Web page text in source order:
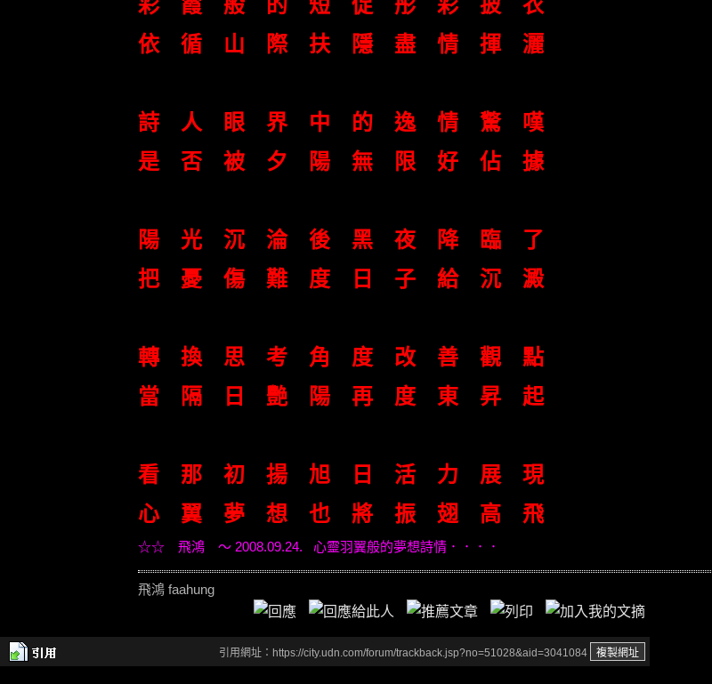
彩 霞 般 的 短 促 彤 彩 披 衣
依 循 山 際 扶 隱 盡 情 揮 灑
詩 人 眼 界 中 的 逸 情 驚 嘆
是 否 被 夕 陽 無 限 好 佔 據
陽 光 沉 淪 後 黑 夜 降 臨 了
把 憂 傷 難 度 日 子 給 沉 澱
轉 換 思 考 角 度 改 善 觀 點
當 隔 日 艷 陽 再 度 東 昇 起
看 那 初 揚 旭 日 活 力 展 現
心 翼 夢 想 也 將 振 翅 高 飛
☆☆ 飛鴻 ～ 2008.09.24. 心靈羽翼般的夢想詩情．．．．
飛鴻 faahung
引用網址：https://city.udn.com/forum/trackback.jsp?no=51028&aid=3041084